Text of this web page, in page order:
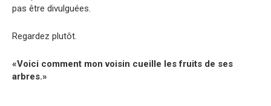
pas être divulguées.
Regardez plutôt.
«Voici comment mon voisin cueille les fruits de ses
arbres.»